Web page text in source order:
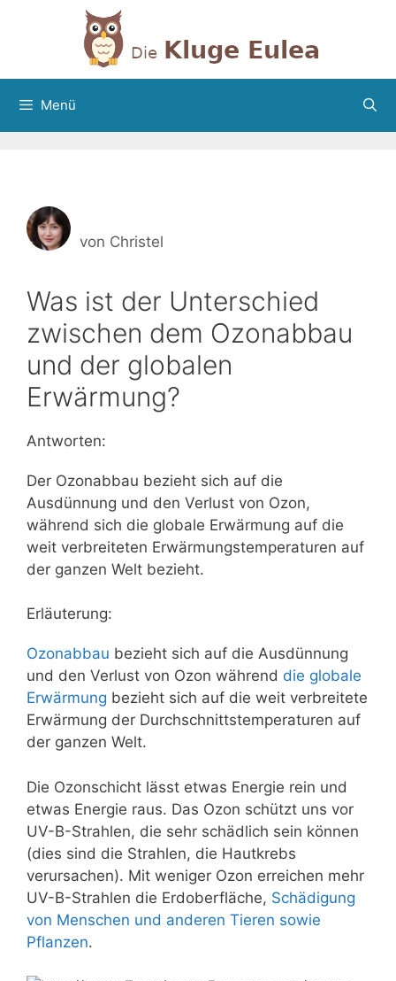
Menü
von Christel
Was ist der Unterschied
zwischen dem Ozonabbau
und der globalen
Erwärmung?
Antworten:
Der Ozonabbau bezieht sich auf die
Ausdünnung und den Verlust von Ozon,
während sich die globale Erwärmung auf die
weit verbreiteten Erwärmungstemperaturen auf
der ganzen Welt bezieht.
Erläuterung:
Ozonabbau bezieht sich auf die Ausdünnung
und den Verlust von Ozon während die globale
Erwärmung bezieht sich auf die weit verbreitete
Erwärmung der Durchschnittstemperaturen auf
der ganzen Welt.
Die Ozonschicht lässt etwas Energie rein und
etwas Energie raus. Das Ozon schützt uns vor
UV-B-Strahlen, die sehr schädlich sein können
(dies sind die Strahlen, die Hautkrebs
verursachen). Mit weniger Ozon erreichen mehr
UV-B-Strahlen die Erdoberfläche, Schädigung
von Menschen und anderen Tieren sowie
Pflanzen.